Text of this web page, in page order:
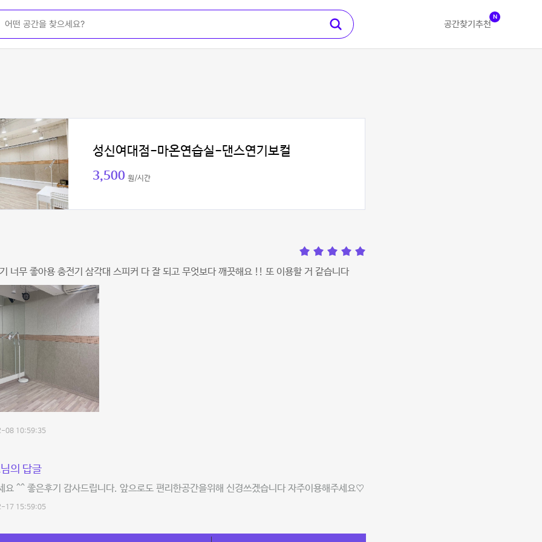
공간찾기 추천
N
성신여대점-마온연습실-댄스연기보컬
3,500 원/시간
너무 좋아용 충전기 삼각대 스피커 다 잘 되고 무엇보다 깨끗해요 !! 또 이용할 거 같습니다
08 10:59:35
의 답글
요 ^^ 좋은후기 감사드립니다. 앞으로도 편리한공간을위해 신경쓰겠습니다 자주이용해주세요♡
17 15:59:05